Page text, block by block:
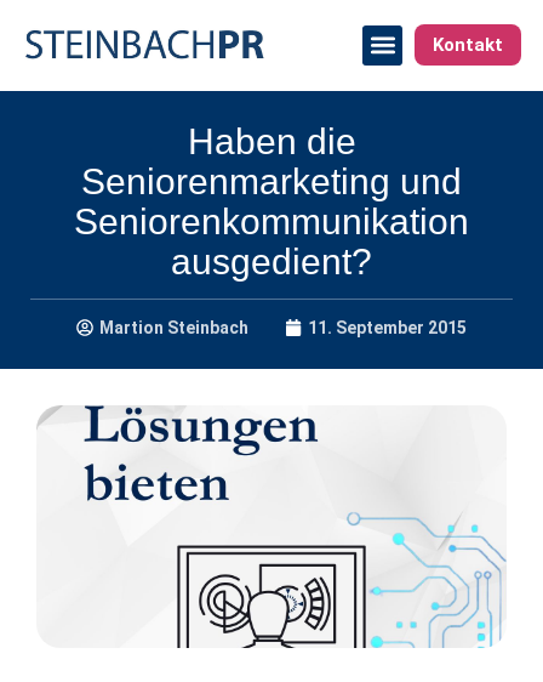
Kontakt
Haben die
Seniorenmarketing und
Seniorenkommunikation
ausgedient?
Martion Steinbach 11. September 2015